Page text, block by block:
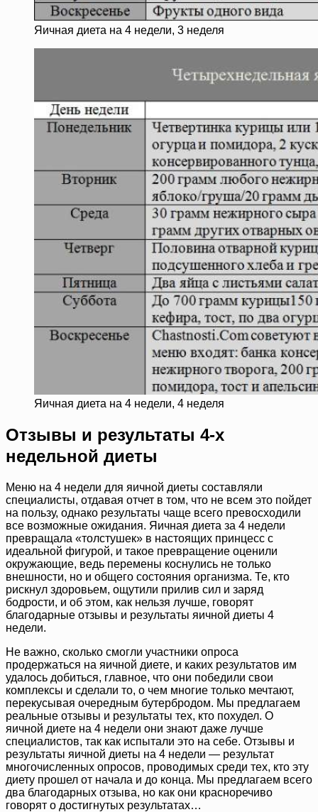
Яичная диета на 4 недели, 3 неделя
Яичная диета на 4 недели, 4 неделя
Отзывы и результаты 4-х
недельной диеты
Меню на 4 недели для яичной диеты составляли
специалисты, отдавая отчет в том, что не всем это пойдет
на пользу, однако результаты чаще всего превосходили
все возможные ожидания. Яичная диета за 4 недели
превращала «толстушек» в настоящих принцесс с
идеальной фигурой, и такое превращение оценили
окружающие, ведь перемены коснулись не только
внешности, но и общего состояния организма. Те, кто
рискнул здоровьем, ощутили прилив сил и заряд
бодрости, и об этом, как нельзя лучше, говорят
благодарные отзывы и результаты яичной диеты 4
недели.
Не важно, сколько смогли участники опроса
продержаться на яичной диете, и каких результатов им
удалось добиться, главное, что они победили свои
комплексы и сделали то, о чем многие только мечтают,
перекусывая очередным бутербродом. Мы предлагаем
реальные отзывы и результаты тех, кто похудел. О
яичной диете на 4 недели они знают даже лучше
специалистов, так как испытали это на себе. Отзывы и
результаты яичной диеты на 4 недели — результат
многочисленных опросов, проводимых среди тех, кто эту
диету прошел от начала и до конца. Мы предлагаем всего
два благодарных отзыва, но как они красноречиво
говорят о достигнутых результатах…